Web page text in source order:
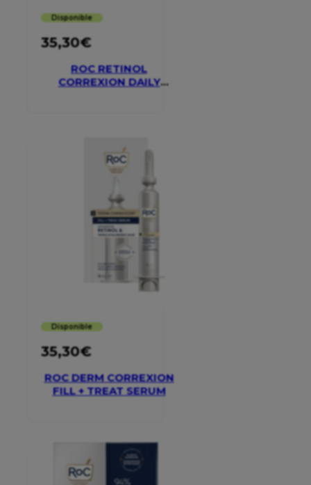
Disponible
35,30€
ROC RETINOL
CORREXION DAILY
Disponible
35,30€
ROC DERM CORREXION
FILL + TREAT SERUM